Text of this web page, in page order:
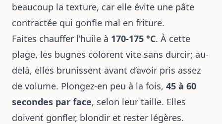
beaucoup la texture, car elle évite une pâte
contractée qui gonfle mal en friture.
Faites chauffer l’huile à 170-175 °C. À cette
plage, les bugnes colorent vite sans durcir; au-
delà, elles brunissent avant d’avoir pris assez
de volume. Plongez-en peu à la fois, 45 à 60
secondes par face, selon leur taille. Elles
doivent gonfler, blondir et rester légères.